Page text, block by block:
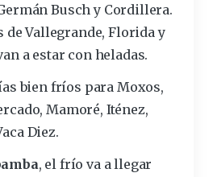
Busch y Cordillera.
de Vallegrande, Florida y
a estar con heladas.
bien fríos para Moxos,
Mamoré, Iténez,
Diez.
, el frío va a llegar